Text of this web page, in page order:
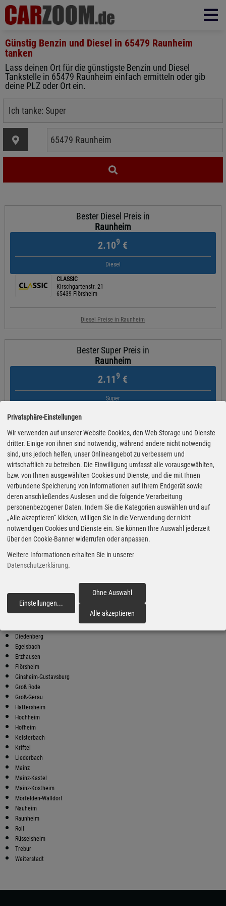
Günstig Benzin und Diesel in 65479 Raunheim
tanken
Lass deinen Ort für die günstigste Benzin und Diesel
Tankstelle in 65479 Raunheim einfach ermitteln oder gib
deine PLZ oder Ort ein.
Bester Diesel Preis in
Raunheim
2.109 €
Diesel
CLASSIC
Kirschgartenstr. 21
65439 Flörsheim
Diesel Preise in Raunheim
Bester Super Preis in
Raunheim
2.119 €
Super
JET
KELSTERBACHER STR. 8
Super Preise in Raunheim
Bester Super E10 Preis in
Raunheim
2.059€
Super E10
KELSTERBACHER STR. 8
Preiswerter tanken - finden Sie die günstigsten Benzin und Diesel
Preise in Ihrer Stadt
Diedenberg
Egelsbach
Erzhausen
Flörsheim
Ginsheim-Gustavsburg
Groß Rode
Groß-Gerau
Hattersheim
Hochheim
Hofheim
Kelsterbach
Kriftel
Liederbach
Mainz
Mainz-Kastel
Mainz-Kostheim
Mörfelden-Walldorf
Nauheim
Raunheim
Roll
Rüsselsheim
Trebur
Weiterstadt
Privatsphäre-Einstellungen
Wir verwenden auf unserer Website Cookies, den Web Storage und Dienste
dritter. Einige von ihnen sind notwendig, während andere nicht notwendig
sind, uns jedoch helfen, unser Onlineangebot zu verbessern und
wirtschaftlich zu betreiben. Die Einwilligung umfasst alle vorausgewählten,
bzw. von Ihnen ausgewählten Cookies und Dienste, und die mit Ihnen
verbundene Speicherung von Informationen auf Ihrem Endgerät sowie
deren anschließendes Auslesen und die folgende Verarbeitung
personenbezogener Daten. Indem Sie die Kategorien auswählen und auf
„Alle akzeptieren“ klicken, willigen Sie in die Verwendung der nicht
notwendigen Cookies und Dienste ein. Sie können Ihre Auswahl jederzeit
über den Cookie-Banner widerrufen oder anpassen.
Weitere Informationen erhalten Sie in unserer
Datenschutzerklärung.
Einstellungen...
Ohne Auswahl
Alle akzeptieren